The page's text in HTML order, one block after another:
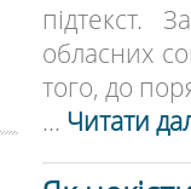
підтекст.
обласних
того, до
... Читати